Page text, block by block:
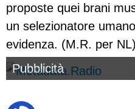
proposte quei brani
un selezionatore
evidenza. (M.R. per NL)
Pubblicità